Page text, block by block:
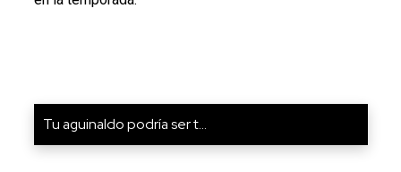
Tu aguinaldo podría ser t...